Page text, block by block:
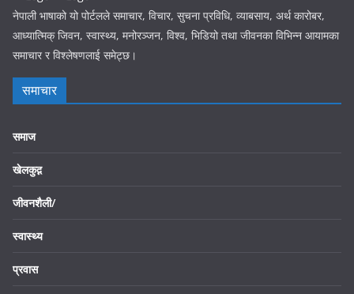
नेपाली भाषाको यो पोर्टलले समाचार, विचार, सुचना प्रविधि, व्याबसाय, अर्थ कारोबर,
आध्यात्मिक् जिवन, स्वास्थ्य, मनोरञ्जन, विश्व, भिडियो तथा जीवनका विभिन्न आयामका
समाचार र विश्लेषणलाई समेट्छ।
समाचार
समाज
खेलकुद़़
जीवनशैली/
स्वास्थ्य
प्रवास